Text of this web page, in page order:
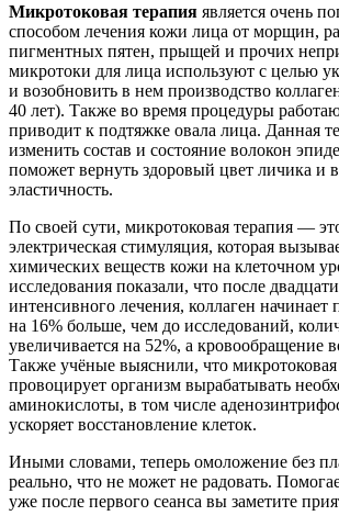
Микротоковая терапия является очень
способом лечения кожи лица от морщин,
пигментных пятен, прыщей и прочих
микротоки для лица используют с целью
и возобновить в нем производство
40 лет). Также во время процедуры
приводит к подтяжке овала лица. Данная
изменить состав и состояние волокон
поможет вернуть здоровый цвет личика и
эластичность.
По своей сути, микротоковая терапия —
электрическая стимуляция, которая
химических веществ кожи на клеточном
исследования показали, что после
интенсивного лечения, коллаген начинает
на 16% больше, чем до исследований,
увеличивается на 52%, а кровообращение
Также учёные выяснили, что
провоцирует организм вырабатывать
аминокислоты, в том числе
ускоряет восстановление клеток.
Иными словами, теперь омоложение без
реально, что не может не радовать.
уже после первого сеанса вы заметите